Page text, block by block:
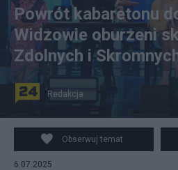
na zdjęciu: Występ Kabaretu
ilustracyjne. fot. PAP/Marcin
Powrót kabaretonu
Widzowie oburzeni
Zdolnych i
Redakcja
Obserwuj temat
6.07.2025